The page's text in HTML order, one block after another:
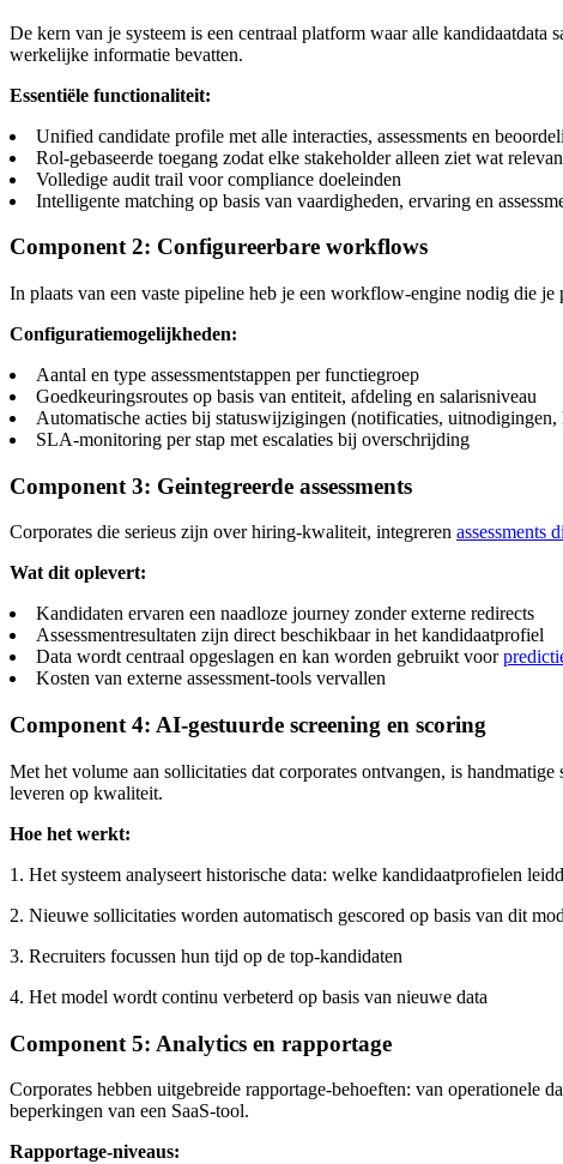
De kern van je systeem is een centraal platform waar alle kandidaatdata
werkelijke informatie bevatten.
Essentiële functionaliteit:
Unified candidate profile met alle interacties, assessments en
Rol-gebaseerde toegang zodat elke stakeholder alleen ziet wat
Volledige audit trail voor compliance doeleinden
Intelligente matching op basis van vaardigheden, ervaring en
Component 2: Configureerbare workflows
In plaats van een vaste pipeline heb je een workflow-engine nodig die
Configuratiemogelijkheden:
Aantal en type assessmentstappen per functiegroep
Goedkeuringsroutes op basis van entiteit, afdeling en salarisniveau
Automatische acties bij statuswijzigingen (notificaties, uitnodigingen,
SLA-monitoring per stap met escalaties bij overschrijding
Component 3: Geintegreerde assessments
Corporates die serieus zijn over hiring-kwaliteit, integreren assessments
Wat dit oplevert:
Kandidaten ervaren een naadloze journey zonder externe redirects
Assessmentresultaten zijn direct beschikbaar in het kandidaatprofiel
Data wordt centraal opgeslagen en kan worden gebruikt voor
Kosten van externe assessment-tools vervallen
Component 4: AI-gestuurde screening en scoring
Met het volume aan sollicitaties dat corporates ontvangen, is handmatige
leveren op kwaliteit.
Hoe het werkt:
1. Het systeem analyseert historische data: welke kandidaatprofielen
2. Nieuwe sollicitaties worden automatisch gescored op basis van dit
3. Recruiters focussen hun tijd op de top-kandidaten
4. Het model wordt continu verbeterd op basis van nieuwe data
Component 5: Analytics en rapportage
Corporates hebben uitgebreide rapportage-behoeften: van operationele
beperkingen van een SaaS-tool.
Rapportage-niveaus: